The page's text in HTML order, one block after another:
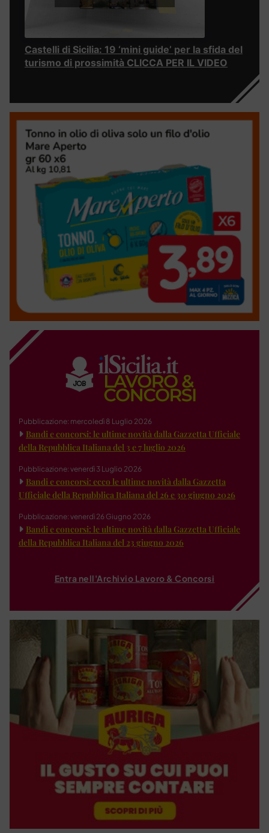
Castelli di Sicilia: 19 ‘mini guide’ per la sfida del
turismo di prossimità CLICCA PER IL VIDEO
Pubblicazione: mercoledì 8 Luglio 2026
Bandi e concorsi: le ultime novità dalla Gazzetta Ufficiale
della Repubblica Italiana del 3 e 7 luglio 2026
Pubblicazione: venerdì 3 Luglio 2026
Bandi e concorsi: ecco le ultime novità dalla Gazzetta
Ufficiale della Repubblica Italiana del 26 e 30 giugno 2026
Pubblicazione: venerdì 26 Giugno 2026
Bandi e concorsi: le ultime novità dalla Gazzetta Ufficiale
della Repubblica Italiana del 23 giugno 2026
Entra nell'Archivio Lavoro & Concorsi